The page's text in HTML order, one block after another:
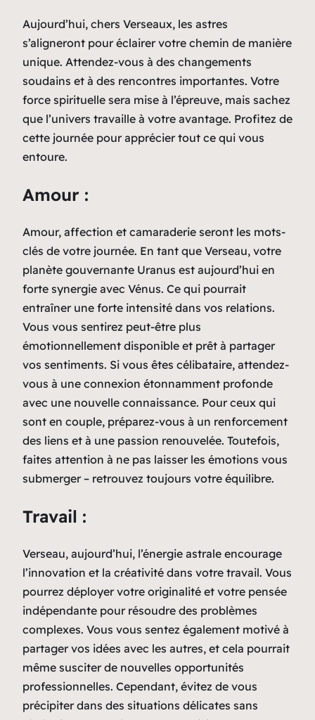
Aujourd’hui, chers Verseaux, les astres
s’aligneront pour éclairer votre chemin de manière
unique. Attendez-vous à des changements
soudains et à des rencontres importantes. Votre
force spirituelle sera mise à l’épreuve, mais sachez
que l’univers travaille à votre avantage. Profitez de
cette journée pour apprécier tout ce qui vous
entoure.
Amour :
Amour, affection et camaraderie seront les mots-
clés de votre journée. En tant que Verseau, votre
planète gouvernante Uranus est aujourd’hui en
forte synergie avec Vénus. Ce qui pourrait
entraîner une forte intensité dans vos relations.
Vous vous sentirez peut-être plus
émotionnellement disponible et prêt à partager
vos sentiments. Si vous êtes célibataire, attendez-
vous à une connexion étonnamment profonde
avec une nouvelle connaissance. Pour ceux qui
sont en couple, préparez-vous à un renforcement
des liens et à une passion renouvelée. Toutefois,
faites attention à ne pas laisser les émotions vous
submerger – retrouvez toujours votre équilibre.
Travail :
Verseau, aujourd’hui, l’énergie astrale encourage
l’innovation et la créativité dans votre travail. Vous
pourrez déployer votre originalité et votre pensée
indépendante pour résoudre des problèmes
complexes. Vous vous sentez également motivé à
partager vos idées avec les autres, et cela pourrait
même susciter de nouvelles opportunités
professionnelles. Cependant, évitez de vous
précipiter dans des situations délicates sans